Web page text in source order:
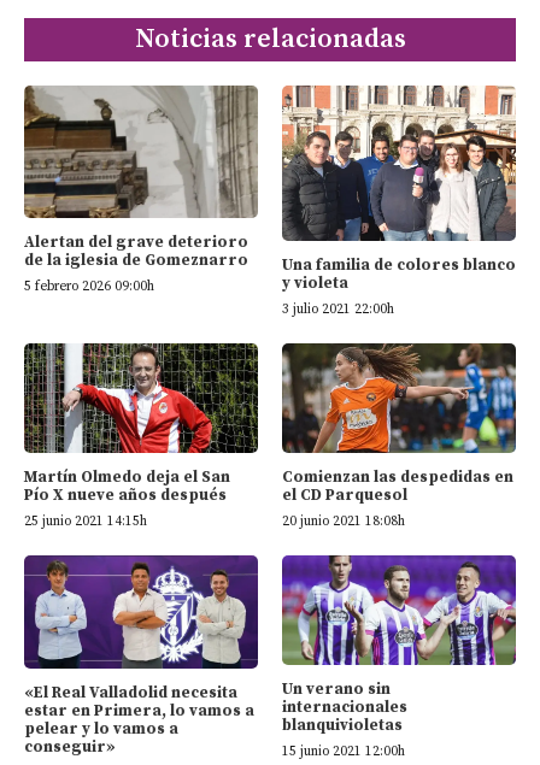
Noticias relacionadas
Alertan del grave deterioro
de la iglesia de Gomeznarro
5 febrero 2026 09:00h
Una familia de colores blanco
y violeta
3 julio 2021 22:00h
Martín Olmedo deja el San
Pío X nueve años después
25 junio 2021 14:15h
Comienzan las despedidas en
el CD Parquesol
20 junio 2021 18:08h
«El Real Valladolid necesita
estar en Primera, lo vamos a
pelear y lo vamos a
conseguir»
Un verano sin
internacionales
blanquivioletas
15 junio 2021 12:00h